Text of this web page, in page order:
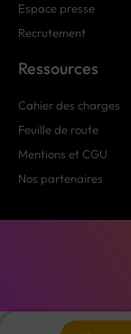
Espace presse
Recrutement
Ressources
Cahier des charges
Feuille de route
Mentions et CGU
Nos partenaires